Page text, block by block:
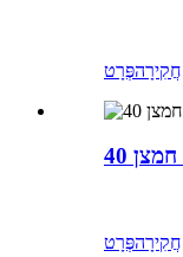
חֲקִירָהפְּרָט
חֲקִירָהפְּרָט